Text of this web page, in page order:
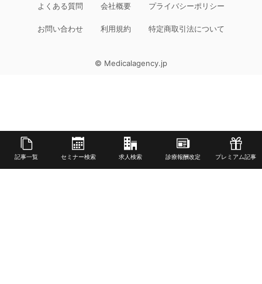
記事一覧 セミナー検索 求人検索 診療報酬改定 プレミアム記事
よくある質問 会社概要 プライバシーポリシー
お問い合わせ 利用規約 特定商取引法について
© Medicalagency.jp